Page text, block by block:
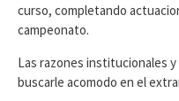
curso, completando
campeonato.
​Las razones institucionales
buscarle acomodo en el